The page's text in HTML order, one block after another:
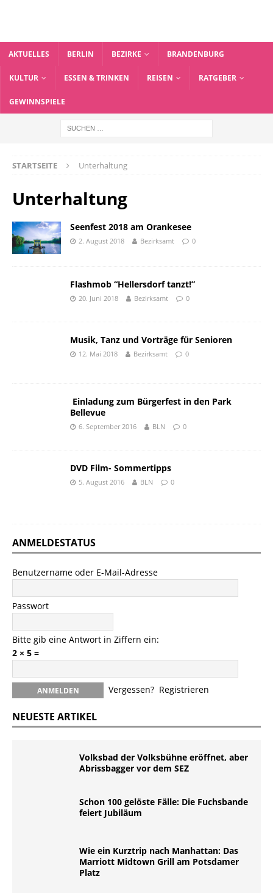
AKTUELLES BERLIN BEZIRKE BRANDENBURG
KULTUR ESSEN & TRINKEN REISEN RATGEBER
GEWINNSPIELE
STARTSEITE Unterhaltung
Unterhaltung
Seenfest 2018 am Orankesee
2. August 2018 Bezirksamt 0
Flashmob “Hellersdorf tanzt!”
20. Juni 2018 Bezirksamt 0
Musik, Tanz und Vorträge für Senioren
12. Mai 2018 Bezirksamt 0
Einladung zum Bürgerfest in den Park
Bellevue
6. September 2016 BLN 0
DVD Film- Sommertipps
5. August 2016 BLN 0
ANMELDESTATUS
Benutzername oder E-Mail-Adresse
Passwort
Bitte gib eine Antwort in Ziffern ein:
2 × 5 =
Vergessen? Registrieren
NEUESTE ARTIKEL
Volksbad der Volksbühne eröffnet, aber
Abrissbagger vor dem SEZ
Schon 100 gelöste Fälle: Die Fuchsbande
feiert Jubiläum
Wie ein Kurztrip nach Manhattan: Das
Marriott Midtown Grill am Potsdamer
Platz